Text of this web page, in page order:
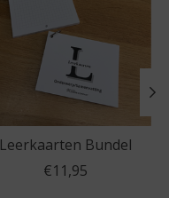
Leerkaarten Bundel
€11,95